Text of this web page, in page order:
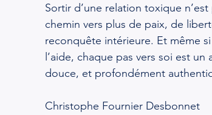
Sortir d’une relation toxique
chemin vers plus de paix, de
reconquête intérieure. Et même
l’aide, chaque pas vers soi est
douce, et profondément
Christophe Fournier Desbonnet